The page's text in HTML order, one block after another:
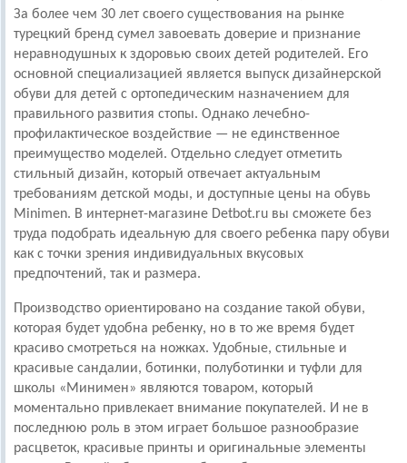
За более чем 30 лет своего существования на рынке
турецкий бренд сумел завоевать доверие и признание
неравнодушных к здоровью своих детей родителей. Его
основной специализацией является выпуск дизайнерской
обуви для детей с ортопедическим назначением для
правильного развития стопы. Однако лечебно-
профилактическое воздействие — не единственное
преимущество моделей. Отдельно следует отметить
стильный дизайн, который отвечает актуальным
требованиям детской моды, и доступные цены на обувь
Minimen. В интернет-магазине Detbot.ru вы сможете без
труда подобрать идеальную для своего ребенка пару обуви
как с точки зрения индивидуальных вкусовых
предпочтений, так и размера.
Производство ориентировано на создание такой обуви,
которая будет удобна ребенку, но в то же время будет
красиво смотреться на ножках. Удобные, стильные и
красивые сандалии, ботинки, полуботинки и туфли для
школы «Минимен» являются товаром, который
моментально привлекает внимание покупателей. И не в
последнюю роль в этом играет большое разнообразие
расцветок, красивые принты и оригинальные элементы